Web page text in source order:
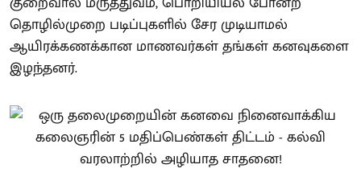
தொழில்முறை படிப்புகளில் சேர முடியாமல்
ஆயிரக்கணக்கான மாணவர்கள் தங்கள் கனவுகளை
இழந்தனர்.